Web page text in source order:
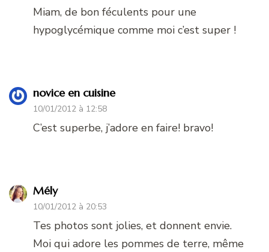
Miam, de bon féculents pour une
hypoglycémique comme moi c’est super !
novice en cuisine
10/01/2012 à 12:58
C’est superbe, j’adore en faire! bravo!
Mély
10/01/2012 à 20:53
Tes photos sont jolies, et donnent envie.
Moi qui adore les pommes de terre, même